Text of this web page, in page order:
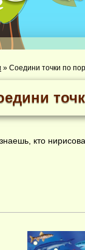
» Соедини точки по
кто